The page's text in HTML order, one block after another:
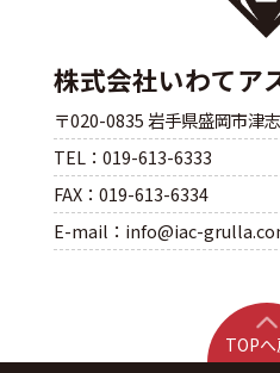
株式会社いわてア
〒020-0835 岩手県盛岡市津
TEL：019-613-6333
FAX：019-613-6334
E-mail：info@iac-
TOPへ